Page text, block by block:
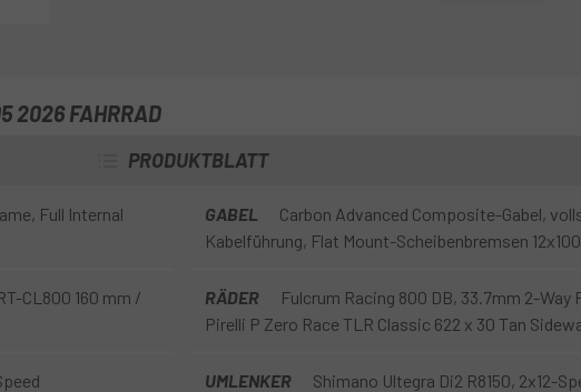
2026 FAHRRAD
PRODUKTBLATT
Full Internal
GABEL
Carbon Advanced Composite-Gabel,
Kabelführung, Flat Mount-Scheibenbremsen 12x100
CL800 160 mm /
RÄDER
Fulcrum Racing 800 DB, 33.7mm 2-
Pirelli P Zero Race TLR Classic 622 x 30 Tan
UMLENKER Shimano Ultegra Di2 R8150, 2x12-